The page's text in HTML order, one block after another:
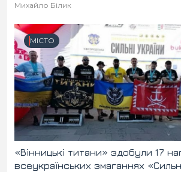
Михайло Білик
МІСТО
«Вінницькі титани» здобули 17
всеукраїнських змаганнях